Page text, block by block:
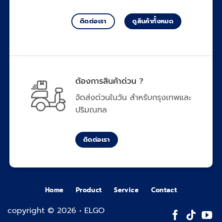
ติดต่อเรา ดูสินค้าทั้งหมด
ต้องการสินค้าด่วน ?
จัดส่งด่วนในวัน สำหรับกรุงเทพและ
ปริมณฑล
ติดต่อเรา
copyright © 2026 • ELGO
Home Product Service Contact